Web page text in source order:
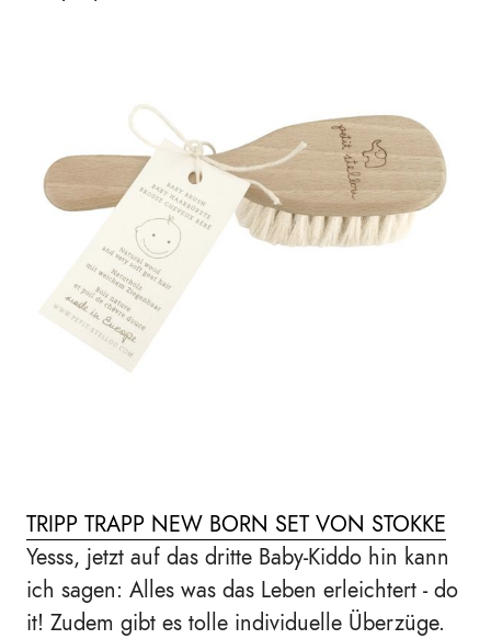
TRIPP TRAPP NEW BORN SET VON STOKKE
Yesss, jetzt auf das dritte Baby-Kiddo hin kann
ich sagen: Alles was das Leben erleichtert - do
it! Zudem gibt es tolle individuelle Überzüge.